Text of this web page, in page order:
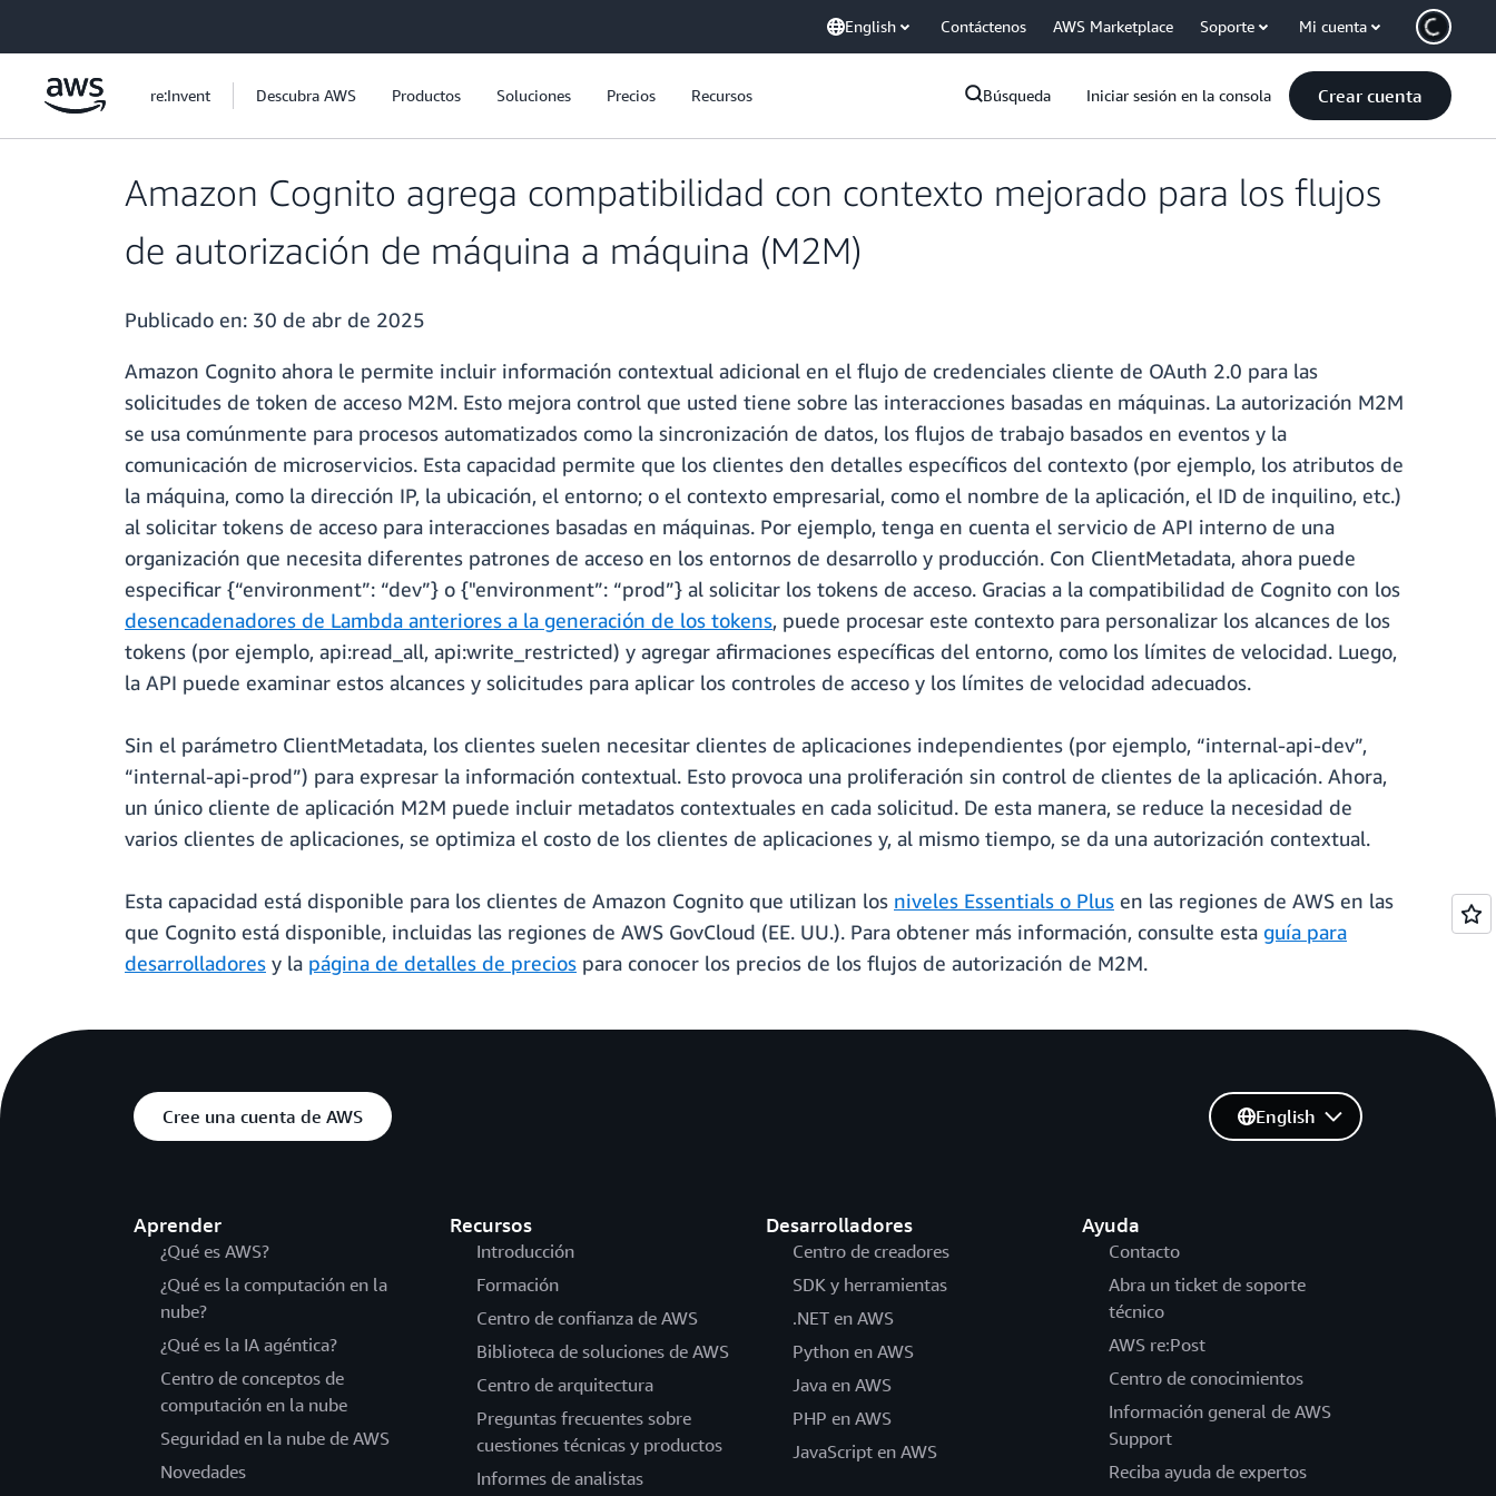
English Contáctenos AWS Marketplace Soporte Mi cuenta
re:Invent Descubra AWS Productos Soluciones Precios Recursos Búsqueda Iniciar sesión en la consola Crear cuenta
Amazon Cognito agrega compatibilidad con contexto mejorado para los flujos
de autorización de máquina a máquina (M2M)
Publicado en: 30 de abr de 2025
Amazon Cognito ahora le permite incluir información contextual adicional en el flujo de credenciales cliente de OAuth 2.0 para las
solicitudes de token de acceso M2M. Esto mejora control que usted tiene sobre las interacciones basadas en máquinas. La autorización M2M
se usa comúnmente para procesos automatizados como la sincronización de datos, los flujos de trabajo basados en eventos y la
comunicación de microservicios. Esta capacidad permite que los clientes den detalles específicos del contexto (por ejemplo, los atributos de
la máquina, como la dirección IP, la ubicación, el entorno; o el contexto empresarial, como el nombre de la aplicación, el ID de inquilino, etc.)
al solicitar tokens de acceso para interacciones basadas en máquinas. Por ejemplo, tenga en cuenta el servicio de API interno de una
organización que necesita diferentes patrones de acceso en los entornos de desarrollo y producción. Con ClientMetadata, ahora puede
especificar {“environment”: “dev”} o {"environment”: “prod”} al solicitar los tokens de acceso. Gracias a la compatibilidad de Cognito con los
desencadenadores de Lambda anteriores a la generación de los tokens, puede procesar este contexto para personalizar los alcances de los
tokens (por ejemplo, api:read_all, api:write_restricted) y agregar afirmaciones específicas del entorno, como los límites de velocidad. Luego,
la API puede examinar estos alcances y solicitudes para aplicar los controles de acceso y los límites de velocidad adecuados.
Sin el parámetro ClientMetadata, los clientes suelen necesitar clientes de aplicaciones independientes (por ejemplo, “internal-api-dev”,
“internal-api-prod”) para expresar la información contextual. Esto provoca una proliferación sin control de clientes de la aplicación. Ahora,
un único cliente de aplicación M2M puede incluir metadatos contextuales en cada solicitud. De esta manera, se reduce la necesidad de
varios clientes de aplicaciones, se optimiza el costo de los clientes de aplicaciones y, al mismo tiempo, se da una autorización contextual.
Esta capacidad está disponible para los clientes de Amazon Cognito que utilizan los niveles Essentials o Plus en las regiones de AWS en las
que Cognito está disponible, incluidas las regiones de AWS GovCloud (EE. UU.). Para obtener más información, consulte esta guía para
desarrolladores y la página de detalles de precios para conocer los precios de los flujos de autorización de M2M.
Cree una cuenta de AWS
Aprender
¿Qué es AWS?
¿Qué es la computación en la
nube?
¿Qué es la IA agéntica?
Centro de conceptos de
computación en la nube
Seguridad en la nube de AWS
Novedades
Recursos
Introducción
Formación
Centro de confianza de AWS
Biblioteca de soluciones de AWS
Centro de arquitectura
Preguntas frecuentes sobre
cuestiones técnicas y productos
Informes de analistas
Desarrolladores
Centro de creadores
SDK y herramientas
.NET en AWS
Python en AWS
Java en AWS
PHP en AWS
JavaScript en AWS
Ayuda
Contacto
Abra un ticket de soporte
técnico
AWS re:Post
Centro de conocimientos
Información general de AWS
Support
Reciba ayuda de expertos
English